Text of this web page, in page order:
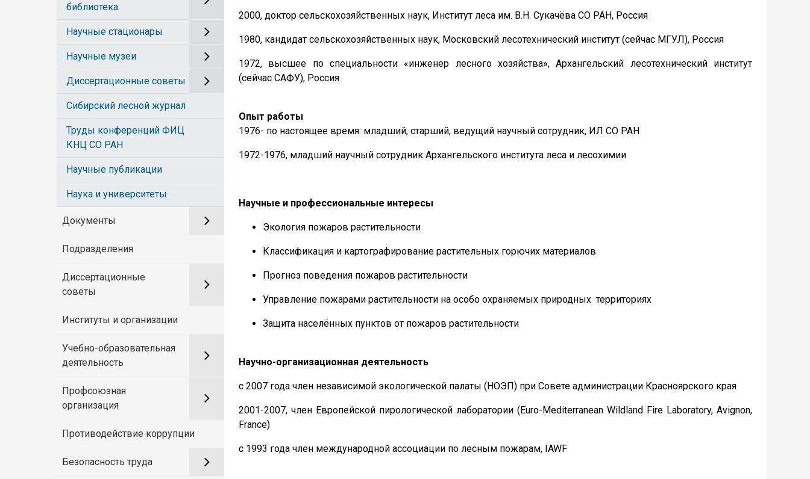
библиотека
Научные стационары
Научные музеи
Диссертационные советы
Сибирский лесной журнал
Труды конференций ФИЦ
КНЦ СО РАН
Научные публикации
Наука и университеты
Документы
Подразделения
Диссертационные
советы
Институты и организации
Учебно-образовательная
деятельность
Профсоюзная
организация
Противодействие коррупции
Безопасность труда
2000, доктор сельскохозяйственных наук, Институт леса им. В.Н. Сукачёва СО РАН, Россия
1980, кандидат сельскохозяйственных наук, Московский лесотехнический институт (сейчас МГУЛ), Россия
1972, высшее по специальности «инженер лесного хозяйства», Архангельский лесотехнический институт
(сейчас САФУ), Россия
Опыт работы
1976- по настоящее время: младший, старший, ведущий научный сотрудник, ИЛ СО РАН
1972-1976, младший научный сотрудник Архангельского института леса и лесохимии
Научные и профессиональные интересы
Экология пожаров растительности
Классификация и картографирование растительных горючих материалов
Прогноз поведения пожаров растительности
Управление пожарами растительности на особо охраняемых природных территориях
Защита населённых пунктов от пожаров растительности
Научно-организационная деятельность
с 2007 года член независимой экологической палаты (НОЭП) при Совете администрации Красноярского края
2001-2007, член Европейской пирологической лаборатории (Euro-Mediterranean Wildland Fire Laboratory, Avignon,
France)
с 1993 года член международной ассоциации по лесным пожарам, IAWF